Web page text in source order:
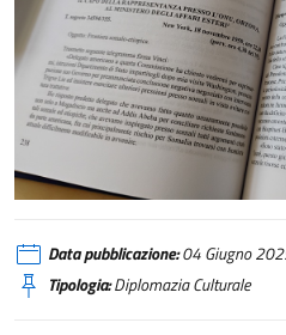
Pubblicazione del volume “L’Italia
Data pubblicazione:04 Giugno
Tipologia:Diplomazia Culturale